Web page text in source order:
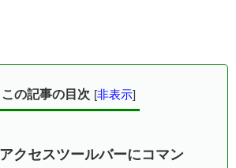
この記事の目次 [非表示]
クセスツールバーにコマン